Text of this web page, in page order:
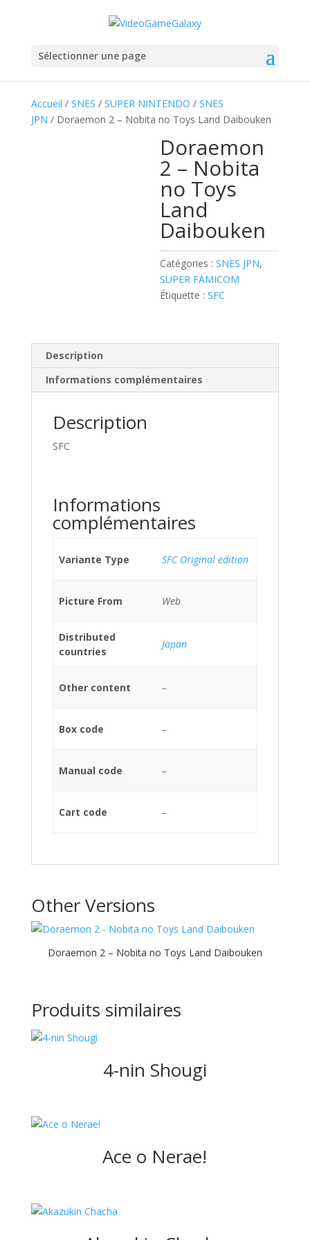
Sélectionner une page
Accueil / SNES / SUPER NINTENDO / SNES
JPN / Doraemon 2 – Nobita no Toys Land Daibouken
Doraemon
2 – Nobita
no Toys
Land
Daibouken
Catégories :SNES JPN,
SUPER FAMICOM
Étiquette :SFC
Description
Informations complémentaires
Description
SFC
Informations
complémentaires
Variante Type SFC Original edition
Picture From Web
Distributed
countries
Japan
Other content –
Box code –
Manual code –
Cart code –
Other Versions
Doraemon 2 – Nobita no Toys Land Daibouken
Produits similaires
4-nin Shougi
Ace o Nerae!